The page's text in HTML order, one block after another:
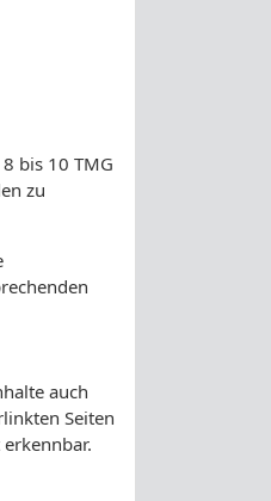
bis 10 TMG
zu
auch
Seiten